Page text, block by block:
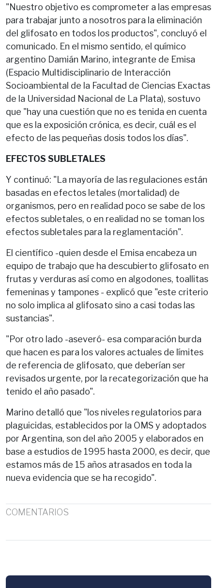
"Nuestro objetivo es comprometer a las empresas
para trabajar junto a nosotros para la eliminación
del glifosato en todos los productos", concluyó el
comunicado. En el mismo sentido, el químico
argentino Damián Marino, integrante de Emisa
(Espacio Multidisciplinario de Interacción
Socioambiental de la Facultad de Ciencias Exactas
de la Universidad Nacional de La Plata), sostuvo
que "hay una cuestión que no es tenida en cuenta
que es la exposición crónica, es decir, cuál es el
efecto de las pequeñas dosis todos los días".
EFECTOS SUBLETALES
Y continuó: "La mayoría de las regulaciones están
basadas en efectos letales (mortalidad) de
organismos, pero en realidad poco se sabe de los
efectos subletales, o en realidad no se toman los
efectos subletales para la reglamentación".
El científico -quien desde el Emisa encabeza un
equipo de trabajo que ha descubierto glifosato en
frutas y verduras así como en algodones, toallitas
femeninas y tampones - explicó que "este criterio
no solo implica al glifosato sino a casi todas las
sustancias".
"Por otro lado -aseveró- esa comparación burda
que hacen es para los valores actuales de límites
de referencia de glifosato, que deberían ser
revisados urgente, por la recategorización que ha
tenido el año pasado".
Marino detalló que "los niveles regulatorios para
plaguicidas, establecidos por la OMS y adoptados
por Argentina, son del año 2005 y elaborados en
base a estudios de 1995 hasta 2000, es decir, que
estamos más de 15 años atrasados en toda la
nueva evidencia que se ha recogido".
COMENTARIOS